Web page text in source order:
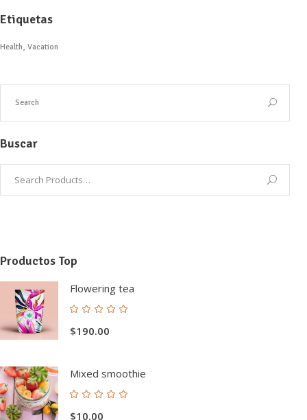
Etiquetas
Health Vacation
Buscar
Productos Top
Flowering tea
5.00
$190.00
Mixed smoothie
$10.00